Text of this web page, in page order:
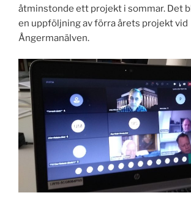
åtminstonde ett projekt i sommar. Det
en uppföljning av förra årets projekt vid
Ångermanälven.